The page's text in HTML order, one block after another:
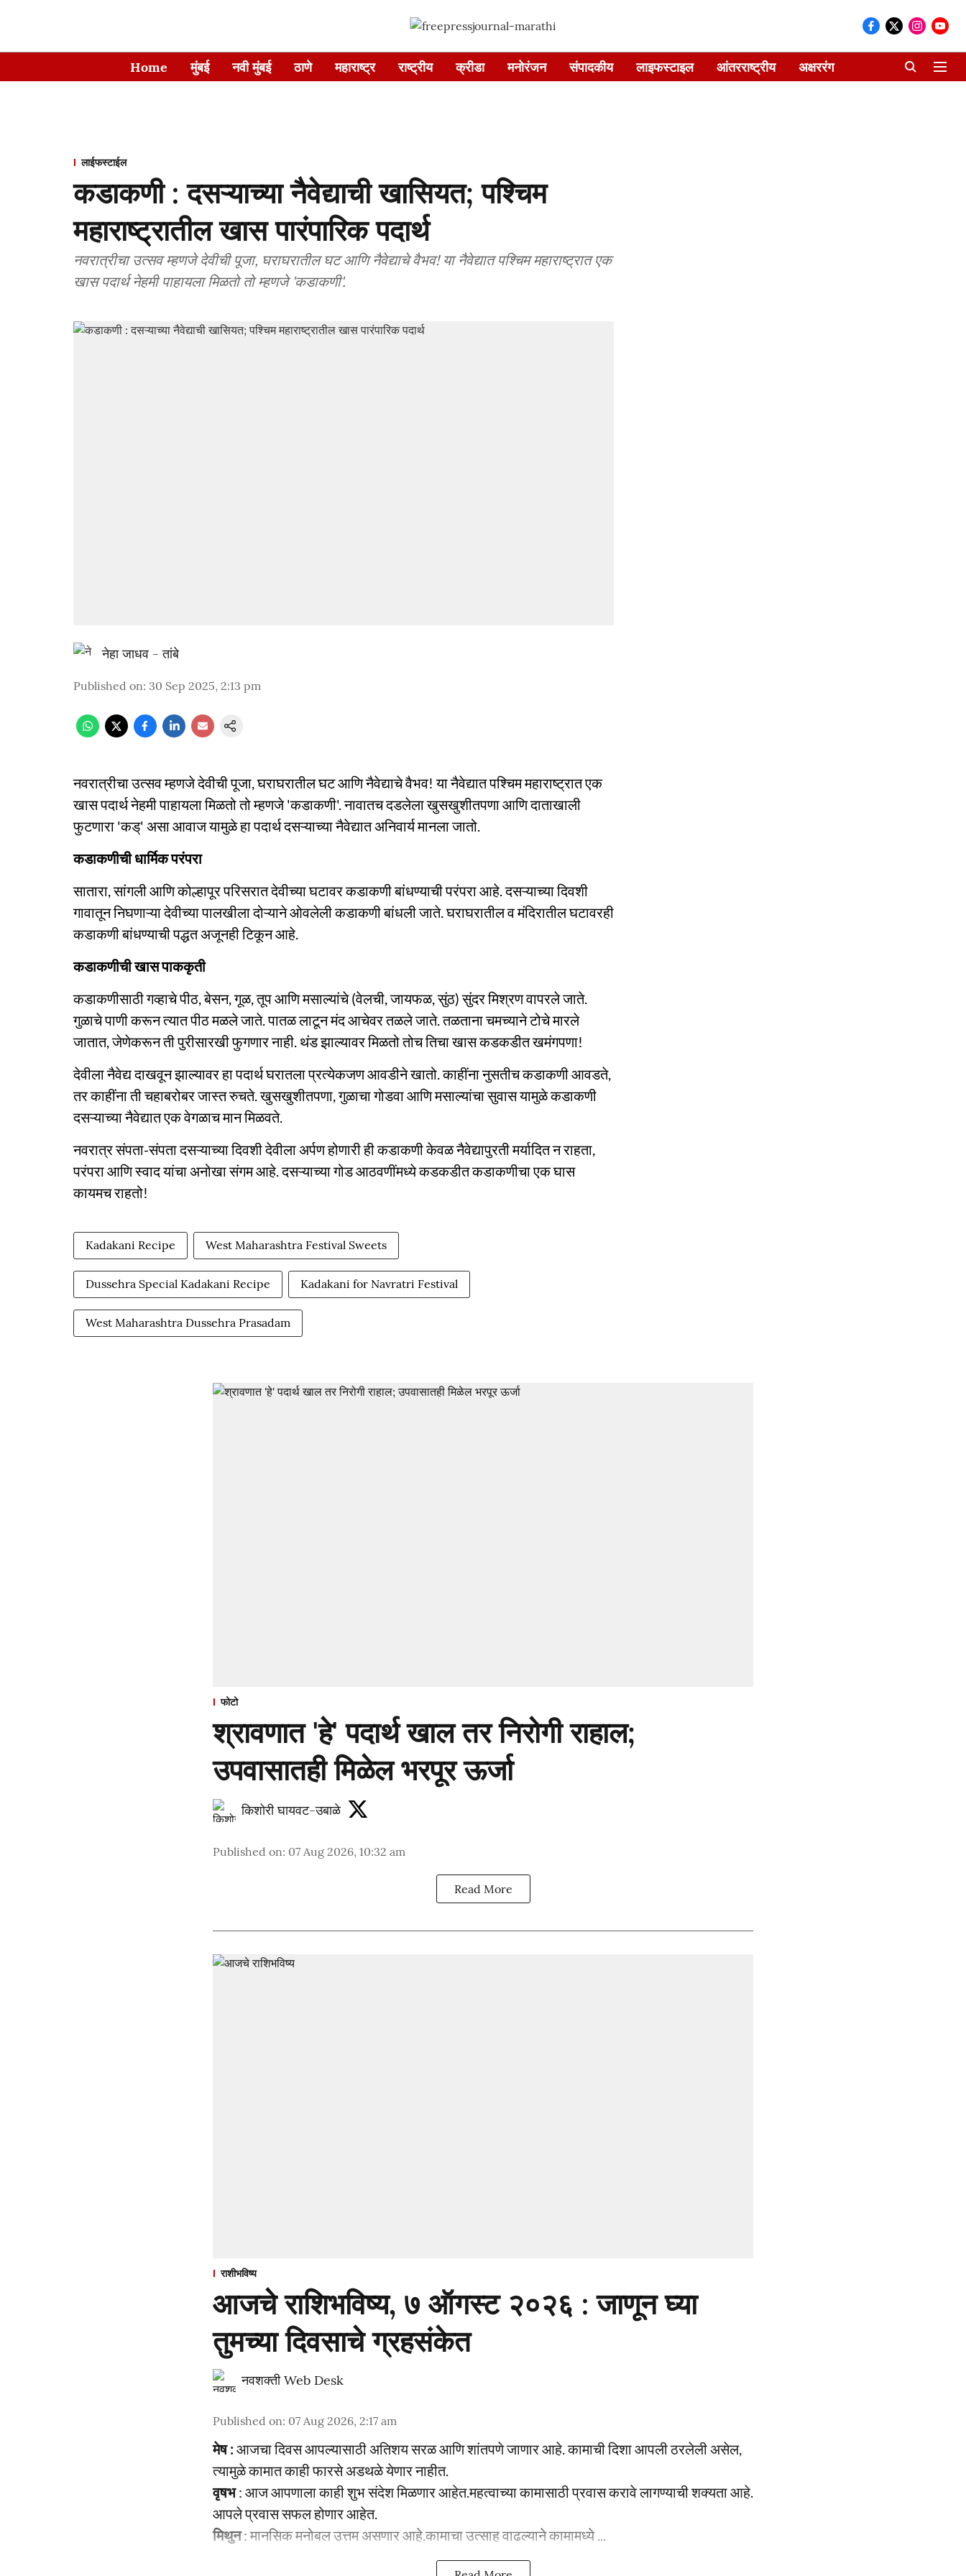
Home मुंबई नवी मुंबई ठाणे महाराष्ट्र राष्ट्रीय क्रीडा मनोरंजन संपादकीय लाइफस्टाइल आंतरराष्ट्रीय अक्षररंग
लाईफस्टाईल
कडाकणी : दसऱ्याच्या नैवेद्याची खासियत; पश्चिम
महाराष्ट्रातील खास पारंपारिक पदार्थ
नवरात्रीचा उत्सव म्हणजे देवीची पूजा, घराघरातील घट आणि नैवेद्याचे वैभव! या नैवेद्यात पश्चिम महाराष्ट्रात एक
खास पदार्थ नेहमी पाहायला मिळतो तो म्हणजे 'कडाकणी'.
नेहा जाधव - तांबे
Published on: 30 Sep 2025, 2:13 pm
नवरात्रीचा उत्सव म्हणजे देवीची पूजा, घराघरातील घट आणि नैवेद्याचे वैभव! या नैवेद्यात पश्चिम महाराष्ट्रात एक
खास पदार्थ नेहमी पाहायला मिळतो तो म्हणजे 'कडाकणी'. नावातच दडलेला खुसखुशीतपणा आणि दाताखाली
फुटणारा 'कड्' असा आवाज यामुळे हा पदार्थ दसऱ्याच्या नैवेद्यात अनिवार्य मानला जातो.
कडाकणीची धार्मिक परंपरा
सातारा, सांगली आणि कोल्हापूर परिसरात देवीच्या घटावर कडाकणी बांधण्याची परंपरा आहे. दसऱ्याच्या दिवशी
गावातून निघणाऱ्या देवीच्या पालखीला दोऱ्याने ओवलेली कडाकणी बांधली जाते. घराघरातील व मंदिरातील घटावरही
कडाकणी बांधण्याची पद्धत अजूनही टिकून आहे.
कडाकणीची खास पाककृती
कडाकणीसाठी गव्हाचे पीठ, बेसन, गूळ, तूप आणि मसाल्यांचे (वेलची, जायफळ, सुंठ) सुंदर मिश्रण वापरले जाते.
गुळाचे पाणी करून त्यात पीठ मळले जाते. पातळ लाटून मंद आचेवर तळले जाते. तळताना चमच्याने टोचे मारले
जातात, जेणेकरून ती पुरीसारखी फुगणार नाही. थंड झाल्यावर मिळतो तोच तिचा खास कडकडीत खमंगपणा!
देवीला नैवेद्य दाखवून झाल्यावर हा पदार्थ घरातला प्रत्येकजण आवडीने खातो. काहींना नुसतीच कडाकणी आवडते,
तर काहींना ती चहाबरोबर जास्त रुचते. खुसखुशीतपणा, गुळाचा गोडवा आणि मसाल्यांचा सुवास यामुळे कडाकणी
दसऱ्याच्या नैवेद्यात एक वेगळाच मान मिळवते.
नवरात्र संपता-संपता दसऱ्याच्या दिवशी देवीला अर्पण होणारी ही कडाकणी केवळ नैवेद्यापुरती मर्यादित न राहता,
परंपरा आणि स्वाद यांचा अनोखा संगम आहे. दसऱ्याच्या गोड आठवणींमध्ये कडकडीत कडाकणीचा एक घास
कायमच राहतो!
Kadakani Recipe West Maharashtra Festival Sweets
Dussehra Special Kadakani Recipe Kadakani for Navratri Festival
West Maharashtra Dussehra Prasadam
फोटो
श्रावणात 'हे' पदार्थ खाल तर निरोगी राहाल;
उपवासातही मिळेल भरपूर ऊर्जा
किशोरी घायवट-उबाळे
Published on: 07 Aug 2026, 10:32 am
Read More
राशीभविष्य
आजचे राशिभविष्य, ७ ऑगस्ट २०२६ : जाणून घ्या
तुमच्या दिवसाचे ग्रहसंकेत
नवशक्ती Web Desk
Published on: 07 Aug 2026, 2:17 am
मेष :आजचा दिवस आपल्यासाठी अतिशय सरळ आणि शांतपणे जाणार आहे. कामाची दिशा आपली ठरलेली असेल,
त्यामुळे कामात काही फारसे अडथळे येणार नाहीत.
वृषभ: आज आपणाला काही शुभ संदेश मिळणार आहेत.महत्वाच्या कामासाठी प्रवास करावे लागण्याची शक्यता आहे.
आपले प्रवास सफल होणार आहेत.
मिथुन: मानसिक मनोबल उत्तम असणार आहे.कामाचा उत्साह वाढल्याने कामामध्ये ...